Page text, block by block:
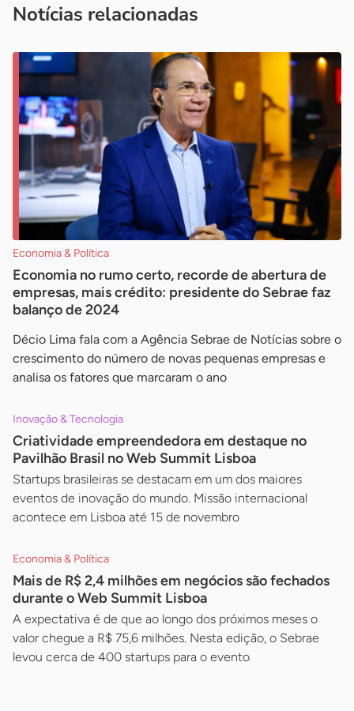
Notícias relacionadas
Economia & Política
Economia no rumo certo, recorde de abertura de
empresas, mais crédito: presidente do Sebrae faz
balanço de 2024
Décio Lima fala com a Agência Sebrae de Notícias sobre o
crescimento do número de novas pequenas empresas e
analisa os fatores que marcaram o ano
Inovação & Tecnologia
Criatividade empreendedora em destaque no
Pavilhão Brasil no Web Summit Lisboa
Startups brasileiras se destacam em um dos maiores
eventos de inovação do mundo. Missão internacional
acontece em Lisboa até 15 de novembro
Economia & Política
Mais de R$ 2,4 milhões em negócios são fechados
durante o Web Summit Lisboa
A expectativa é de que ao longo dos próximos meses o
valor chegue a R$ 75,6 milhões. Nesta edição, o Sebrae
levou cerca de 400 startups para o evento